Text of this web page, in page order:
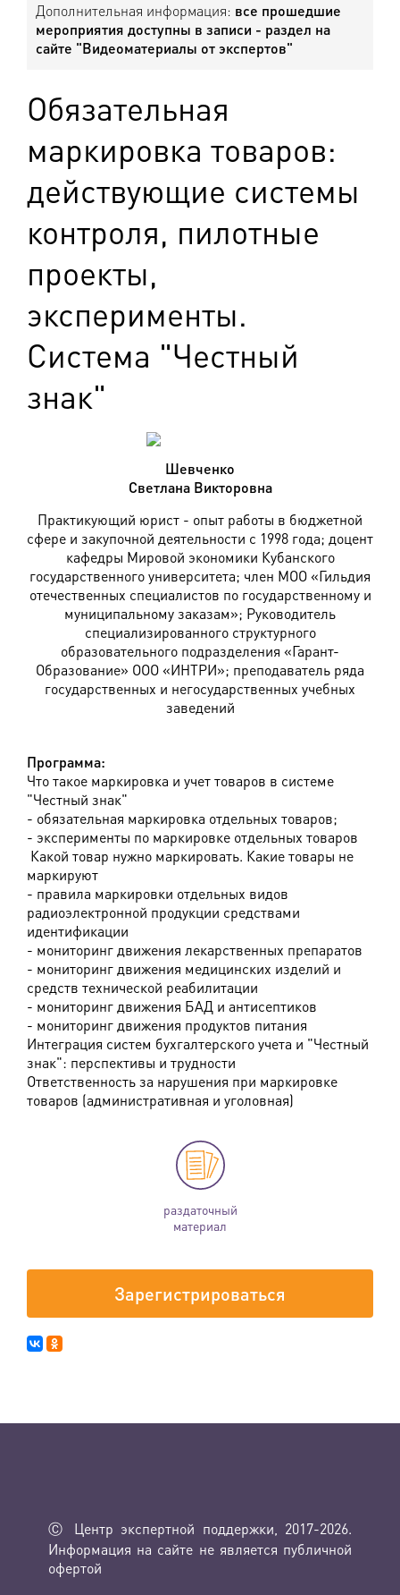
Дополнительная информация: все прошедшие
мероприятия доступны в записи - раздел на
сайте "Видеоматериалы от экспертов"
Обязательная
маркировка товаров:
действующие системы
контроля, пилотные
проекты,
эксперименты.
Система "Честный
знак"
Шевченко
Светлана Викторовна
Практикующий юрист - опыт работы в бюджетной
сфере и закупочной деятельности с 1998 года; доцент
кафедры Мировой экономики Кубанского
государственного университета; член МОО «Гильдия
отечественных специалистов по государственному и
муниципальному заказам»; Руководитель
специализированного структурного
образовательного подразделения «Гарант-
Образование» ООО «ИНТРИ»; преподаватель ряда
государственных и негосударственных учебных
заведений
Программа:
Что такое маркировка и учет товаров в системе
"Честный знак"
- обязательная маркировка отдельных товаров;
- эксперименты по маркировке отдельных товаров
Какой товар нужно маркировать. Какие товары не
маркируют
- правила маркировки отдельных видов
радиоэлектронной продукции средствами
идентификации
- мониторинг движения лекарственных препаратов
- мониторинг движения медицинских изделий и
средств технической реабилитации
- мониторинг движения БАД и антисептиков
- мониторинг движения продуктов питания
Интеграция систем бухгалтерского учета и "Честный
знак": перспективы и трудности
Ответственность за нарушения при маркировке
товаров (административная и уголовная)
раздаточный
материал
Зарегистрироваться
Ⓒ Центр экспертной поддержки, 2017-2026.
Информация на сайте не является публичной
офертой